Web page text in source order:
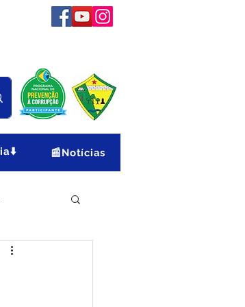
📰Notícias